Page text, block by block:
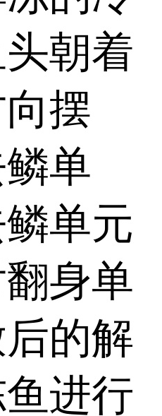
朝着
摆
单
单元
身单
的解
进行